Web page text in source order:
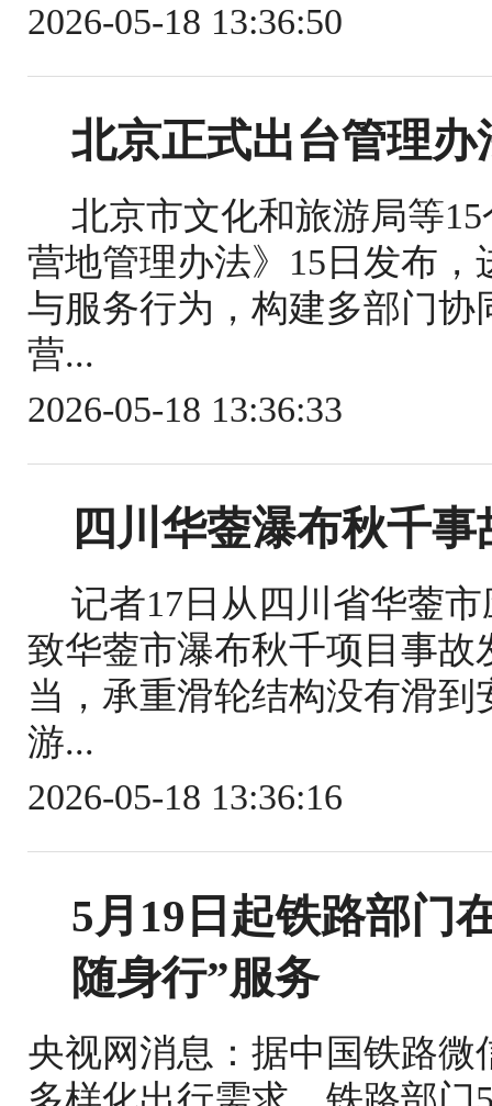
2026-05-18 13:36:50
北京正式出台管理
北京市文化和旅游局等
营地管理办法》15日发布
与服务行为，构建多部门
营...
2026-05-18 13:36:33
四川华蓥瀑布秋千
记者17日从四川省华蓥
致华蓥市瀑布秋千项目事
当，承重滑轮结构没有滑
游...
2026-05-18 13:36:16
5月19日起铁路部门
随身行”服务
央视网消息：据中国铁路